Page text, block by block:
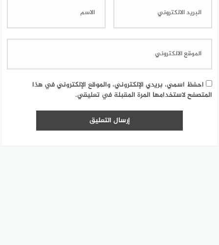
احفظ اسمي، بريدي الإلكتروني، والموقع الإلكتروني في هذا
المتصفح لاستخدامها المرة المقبلة في تعليقي.